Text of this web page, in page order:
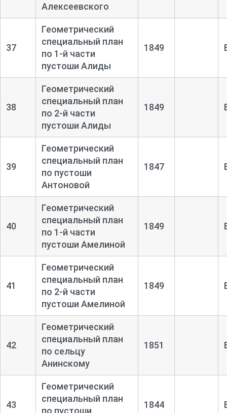
Алексеевского
37
Геометрический
специальный план
по 1-й части
пустоши Алиды
1849
38
Геометрический
специальный план
по 2-й части
пустоши Алиды
1849
39
Геометрический
специальный план
по пустоши
Антоновой
1847
40
Геометрический
специальный план
по 1-й части
пустоши Амелиной
1849
41
Геометрический
специальный план
по 2-й части
пустоши Амелиной
1849
42
Геометрический
специальный план
по сельцу
Анинскому
1851
43
Геометрический
специальный план
по пустоши
1844